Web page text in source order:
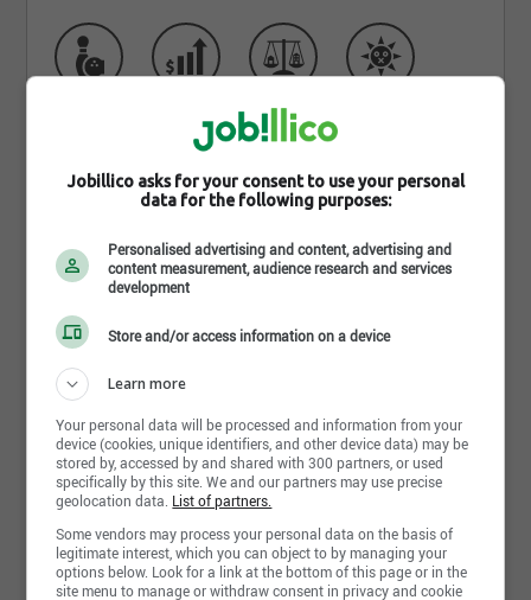
Qui sommes-nous
Groupe Admior est une entreprise dynamique
œuvrant dans le domaine des services
administratifs (Comptabilité, Corporatif, Ressources
Humaines, Marketing) auprès des entreprises,
Jobillico asks for your consent to use your personal
data for the following purposes:
Personalised advertising and content, advertising and
content measurement, audience research and services
development
Store and/or access information on a device
Learn more
Your personal data will be processed and information from your
device (cookies, unique identifiers, and other device data) may be
stored by, accessed by and shared with 300 partners, or used
specifically by this site. We and our partners may use precise
geolocation data. List of partners.
Some vendors may process your personal data on the basis of
legitimate interest, which you can object to by managing your
options below. Look for a link at the bottom of this page or in the
site menu to manage or withdraw consent in privacy and cookie